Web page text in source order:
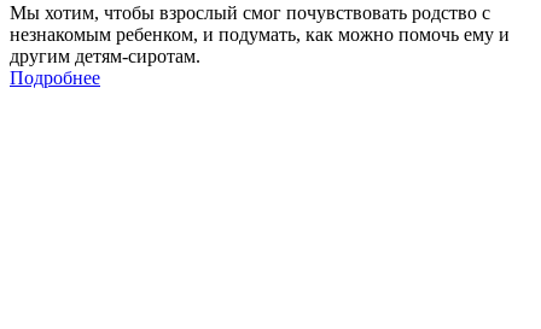
Мы хотим, чтобы взрослый смог почувствовать родство с
незнакомым ребенком, и подумать, как можно помочь ему и
другим детям-сиротам.
Подробнее